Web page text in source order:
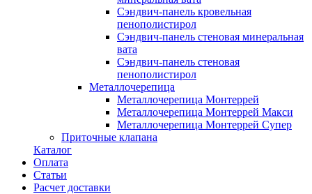
Сэндвич-панель кровельная
пенополистирол
Сэндвич-панель стеновая минеральная
вата
Сэндвич-панель стеновая
пенополистирол
Металлочерепица
Металлочерепица Монтеррей
Металлочерепица Монтеррей Макси
Металлочерепица Монтеррей Супер
Приточные клапана
Каталог
Оплата
Статьи
Расчет доставки